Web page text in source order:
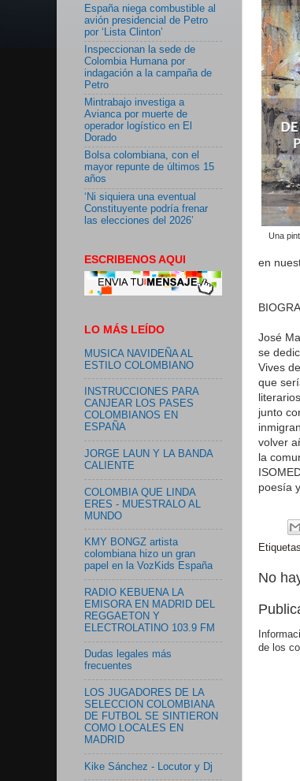
Una
en
José
se
Vives
que
junto
volver
la
poesía
No
de los
España niega combustible al
avión presidencial de Petro
por ‘Lista Clinton’
Inspeccionan la sede de
Colombia Humana por
indagación a la campaña de
Petro
Mintrabajo investiga a
Avianca por muerte de
operador logístico en El
Dorado
Bolsa colombiana, con el
mayor repunte de últimos 15
años
‘Ni siquiera una eventual
Constituyente podría frenar
las elecciones del 2026’
ESCRIBENOS AQUI
LO MÁS LEÍDO
MUSICA NAVIDEÑA AL
ESTILO COLOMBIANO
INSTRUCCIONES PARA
CANJEAR LOS PASES
COLOMBIANOS EN
ESPAÑA
JORGE LAUN Y LA BANDA
CALIENTE
COLOMBIA QUE LINDA
ERES - MUESTRALO AL
MUNDO
KMY BONGZ artista
colombiana hizo un gran
papel en la VozKids España
RADIO KEBUENA LA
EMISORA EN MADRID DEL
REGGAETON Y
ELECTROLATINO 103.9 FM
Dudas legales más
frecuentes
LOS JUGADORES DE LA
SELECCION COLOMBIANA
DE FUTBOL SE SINTIERON
COMO LOCALES EN
MADRID
Kike Sánchez - Locutor y Dj